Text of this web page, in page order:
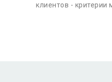
клиентов - критерии